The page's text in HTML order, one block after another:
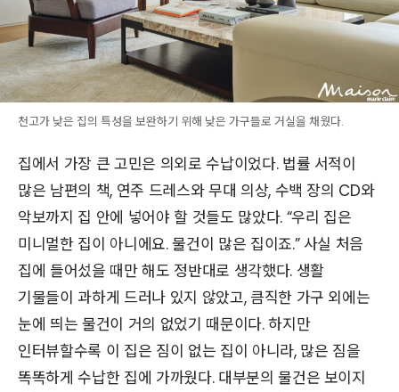
천고가 낮은 집의 특성을 보완하기 위해 낮은 가구들로 거실을 채웠다.
집에서 가장 큰 고민은 의외로 수납이었다. 법률 서적이
많은 남편의 책, 연주 드레스와 무대 의상, 수백 장의 CD와
악보까지 집 안에 넣어야 할 것들도 많았다. “우리 집은
미니멀한 집이 아니에요. 물건이 많은 집이죠.” 사실 처음
집에 들어섰을 때만 해도 정반대로 생각했다. 생활
기물들이 과하게 드러나 있지 않았고, 큼직한 가구 외에는
눈에 띄는 물건이 거의 없었기 때문이다. 하지만
인터뷰할수록 이 집은 짐이 없는 집이 아니라, 많은 짐을
똑똑하게 수납한 집에 가까웠다. 대부분의 물건은 보이지